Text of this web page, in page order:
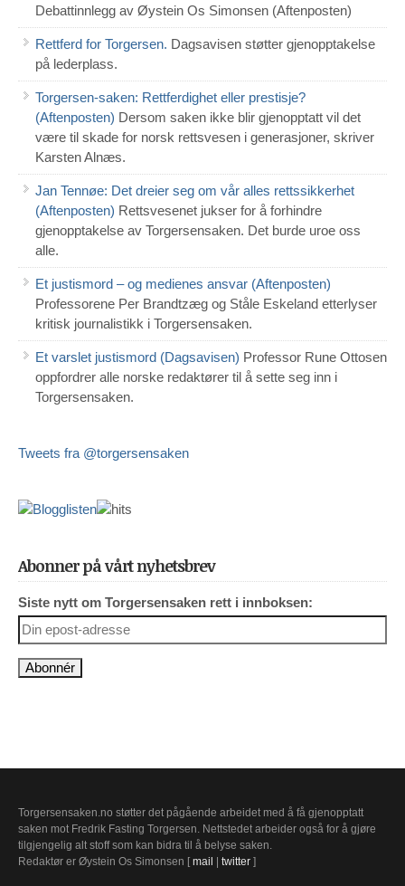
Debattinnlegg av Øystein Os Simonsen (Aftenposten)
Rettferd for Torgersen. Dagsavisen støtter gjenopptakelse
på lederplass.
Torgersen-saken: Rettferdighet eller prestisje?
(Aftenposten) Dersom saken ikke blir gjenopptatt vil det
være til skade for norsk rettsvesen i generasjoner, skriver
Karsten Alnæs.
Jan Tennøe: Det dreier seg om vår alles rettssikkerhet
(Aftenposten) Rettsvesenet jukser for å forhindre
gjenopptakelse av Torgersensaken. Det burde uroe oss
alle.
Et justismord – og medienes ansvar (Aftenposten)
Professorene Per Brandtzæg og Ståle Eskeland etterlyser
kritisk journalistikk i Torgersensaken.
Et varslet justismord (Dagsavisen) Professor Rune Ottosen
oppfordrer alle norske redaktører til å sette seg inn i
Torgersensaken.
Tweets fra @torgersensaken
Abonner på vårt nyhetsbrev
Siste nytt om Torgersensaken rett i innboksen:
Torgersensaken.no støtter det pågående arbeidet med å få gjenopptatt
saken mot Fredrik Fasting Torgersen. Nettstedet arbeider også for å gjøre
tilgjengelig alt stoff som kan bidra til å belyse saken.
Redaktør er Øystein Os Simonsen [ mail twitter ]